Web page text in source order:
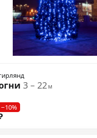
3 – 22м
−10%